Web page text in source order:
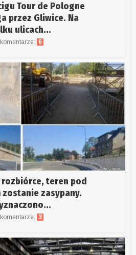
Tour de Pologne
przez Gliwice. Na
ulicach...
komentarze: 6
teren pod
zasypany.
komentarze: 3